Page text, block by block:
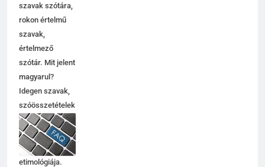
szavak szótára,
rokon értelmű
szavak,
értelmező
szótár. Mit jelent
magyarul?
Idegen szavak,
szóösszetételek
jelentése,
magyarázata,
használata,
etimológiája.